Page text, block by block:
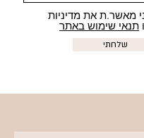
מאשר.ת את מדיניות
תנאי שימוש באתר
שלחתי